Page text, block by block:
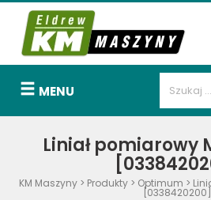
MENU
Liniał pomiarowy
KM Maszyny> Produkty> Optimum >
[0338420200]